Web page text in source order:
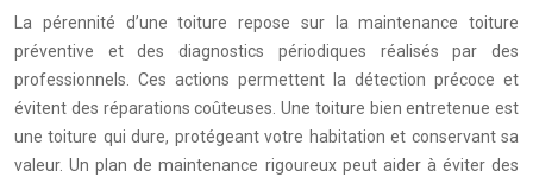
La pérennité d’une toiture repose sur la maintenance toiture
préventive et des diagnostics périodiques réalisés par des
professionnels. Ces actions permettent la détection précoce et
évitent des réparations coûteuses. Une toiture bien entretenue est
une toiture qui dure, protégeant votre habitation et conservant sa
valeur. Un plan de maintenance rigoureux peut aider à éviter des